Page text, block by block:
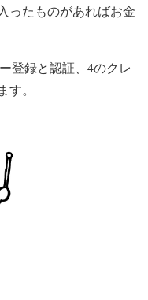
ったものがあればお金
登録と認証、4のクレ
。